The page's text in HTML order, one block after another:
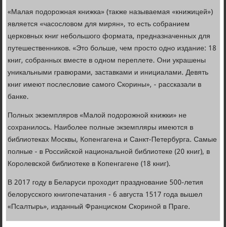
«Малая подорожная книжка» (также называемая «книжицей»)
является «часословом для мирян», то есть собранием
церковных книг небольшого формата, предназначенных для
путешественников. «Это больше, чем просто одно издание: 18
книг, собранных вместе в одном переплете. Они украшены
уникальными гравюрами, заставками и инициалами. Девять
книг имеют послесловие самого Скорины», - рассказали в
банке.
Полных экземпляров «Малой подорожной книжки» не
сохранилось. Наиболее полные экземпляры имеются в
библиотеках Москвы, Копенгагена и Санкт-Петербурга. Самые
полные - в Российской национальной библиотеке (20 книг), в
Королевской библиотеке в Копенгагене (18 книг).
В 2017 году в Беларуси проходит празднование 500-летия
белорусского книгопечатания - 6 августа 1517 года вышел
«Псалтырь», изданный Франциском Скориной в Праге.